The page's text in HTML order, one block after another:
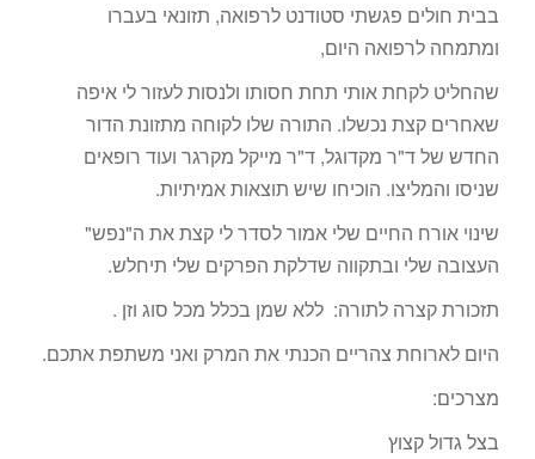
בבית חולים פגשתי סטודנט לרפואה, תזונאי בעברו
ומתמחה לרפואה היום,
שהחליט לקחת אותי תחת חסותו ולנסות לעזור לי איפה
שאחרים קצת נכשלו. התורה שלו לקוחה מתזונת הדור
החדש של ד"ר מקדוגל, ד"ר מייקל מקרגר ועוד רופאים
שניסו והמליצו. הוכיחו שיש תוצאות אמיתיות.
שינוי אורח החיים שלי אמור לסדר לי קצת את ה"נפש"
העצובה שלי ובתקווה שדלקת הפרקים שלי תיחלש.
תזכורת קצרה לתורה: ללא שמן בכלל מכל סוג וזן .
היום לארוחת צהריים הכנתי את המרק ואני משתפת אתכם.
מצרכים:
בצל גדול קצוץ